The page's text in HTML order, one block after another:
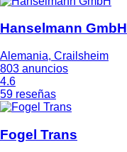
Hanselmann GmbH
Alemania, Crailsheim
803 anuncios
4.6
59 reseñas
Fogel Trans